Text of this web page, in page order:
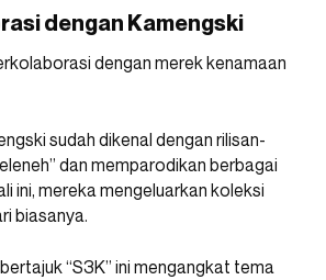
dengan Kamengski
dengan merek kenamaan
sudah dikenal dengan rilisan-
dan memparodikan berbagai
ini, mereka mengeluarkan koleksi
biasanya.
“S3K” ini mengangkat tema